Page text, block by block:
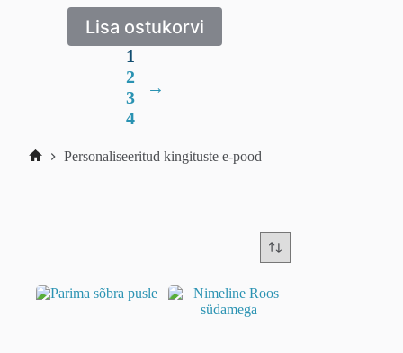
Lisa ostukorvi
1
2
3
4
→
Personaliseeritud kingituste e-pood